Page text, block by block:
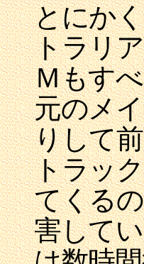
とにか
トラリ
Ｍもす
元のメ
りして
トラッ
てくる
害して